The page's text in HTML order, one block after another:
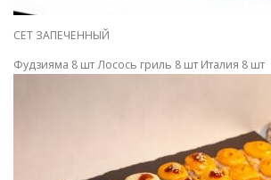
СЕТ ЗАПЕЧЕННЫЙ
Фудзияма 8 шт Лосось гриль 8 шт Италия 8 шт